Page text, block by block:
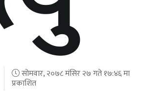
सोमवार, २०७८ मंसिर २७ गते १७:४६ मा
प्रकाशित